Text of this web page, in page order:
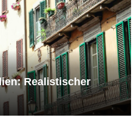
Realistischer